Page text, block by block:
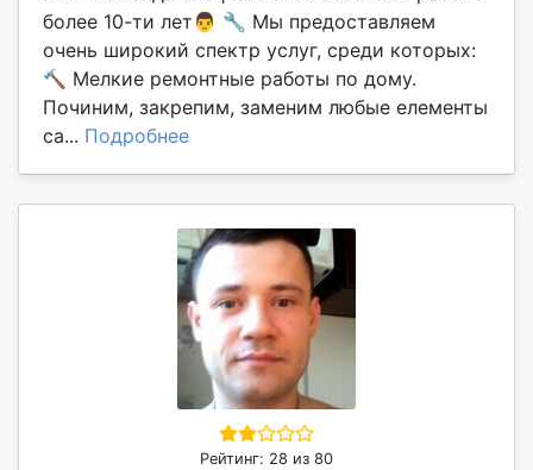
более 10-ти лет👨 🔧 Мы предоставляем
очень широкий спектр услуг, среди которых:
🔨 Мелкие ремонтные работы по дому.
Починим, закрепим, заменим любые елементы
са... Подробнее
Рейтинг: 28 из 80